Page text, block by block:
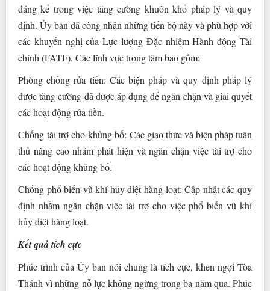
đáng kể trong việc tăng cường khuôn khổ pháp lý và quy
định. Ủy ban đã công nhận những tiến bộ này và phù hợp với
các khuyến nghị của Lực lượng Đặc nhiệm Hành động Tài
chính (FATF). Các lĩnh vực trọng tâm bao gồm:
Phòng chống rửa tiền: Các biện pháp và quy định pháp lý
được tăng cường đã được áp dụng để ngăn chặn và giải quyết
các hoạt động rửa tiền.
Chống tài trợ cho khủng bố: Các giao thức và biện pháp tuân
thủ nâng cao nhằm phát hiện và ngăn chặn việc tài trợ cho
các hoạt động khủng bố.
Chống phổ biến vũ khí hủy diệt hàng loạt: Cập nhật các quy
định nhằm ngăn chặn việc tài trợ cho việc phổ biến vũ khí
hủy diệt hàng loạt.
Kết quả tích cực
Phúc trình của Ủy ban nói chung là tích cực, khen ngợi Tòa
Thánh vì những nỗ lực không ngừng trong ba năm qua. Phúc